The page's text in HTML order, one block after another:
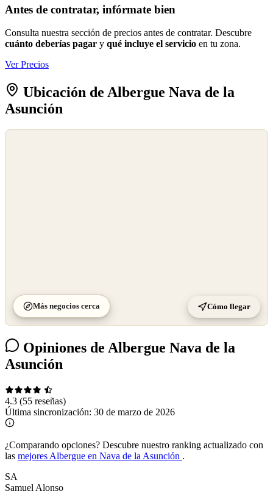
Antes de contratar, infórmate bien
Consulta nuestra sección de precios antes de contratar. Descubre
cuánto deberías pagar y qué incluye el servicio en tu zona.
Ver Precios
Ubicación de Albergue Nava de la
Asunción
Más negocios cerca Cómo llegar
Opiniones de Albergue Nava de la
Asunción
4.3 (55 reseñas)
Última sincronización: 30 de marzo de 2026
¿Comparando opciones? Descubre nuestro ranking actualizado con
las mejores Albergue en Nava de la Asunción .
SA
Samuel Alonso